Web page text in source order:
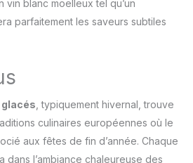
blanc moelleux tel qu’un
parfaitement les saveurs subtiles
, typiquement hivernal, trouve
culinaires européennes où le
aux fêtes de fin d’année. Chaque
l’ambiance chaleureuse des